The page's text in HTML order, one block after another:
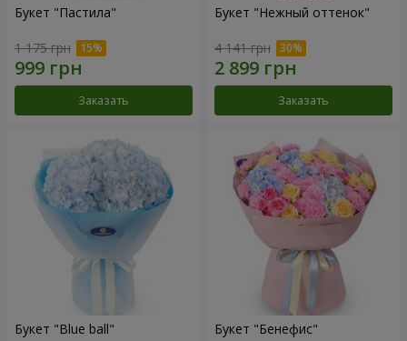
Букет "Пастила"
1 175 грн
Заказать
Букет "Нежный оттенок"
4 141 грн
Заказать
Букет "Blue ball" Букет "Бенефис"